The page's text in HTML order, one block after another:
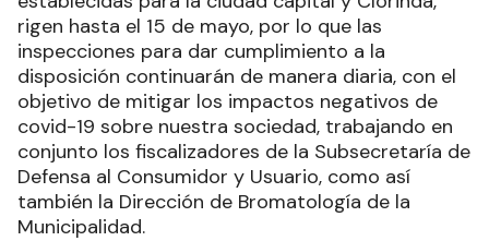
rigen hasta el 15 de mayo, por lo que las
inspecciones para dar cumplimiento a la
disposición continuarán de manera diaria, con el
objetivo de mitigar los impactos negativos de
covid-19 sobre nuestra sociedad, trabajando en
conjunto los fiscalizadores de la Subsecretaría de
Defensa al Consumidor y Usuario, como así
también la Dirección de Bromatología de la
Municipalidad.